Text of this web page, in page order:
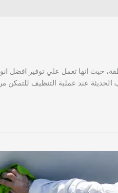
انها تعمل علي توفير افضل
عند عملية التنظيف للتمكن من